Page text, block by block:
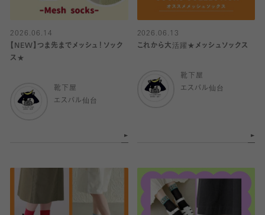
2026.06.14
【NEW】つま先までメッシュ！ソック
ス★
靴下屋
エスパル仙台
2026.06.13
これから大活躍★メッシュソックス
靴下屋
エスパル仙台